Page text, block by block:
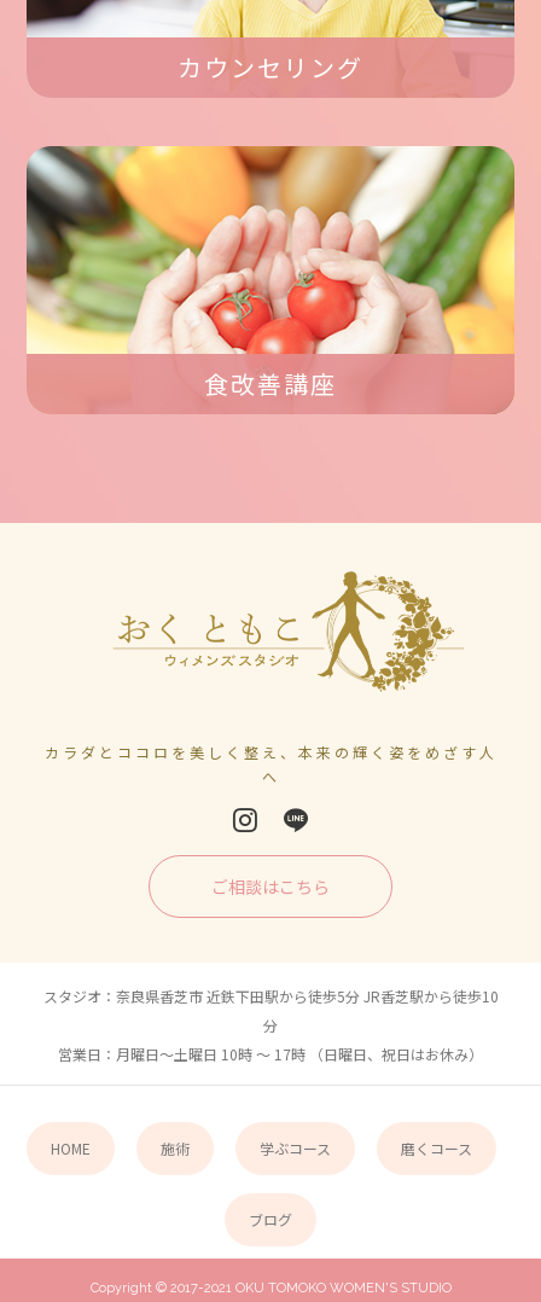
カウンセリング
食改善講座
カラダとココロを美しく整え、本来の輝く姿をめざす人
へ
ご相談はこちら
スタジオ：奈良県香芝市 近鉄下田駅から徒歩5分 JR香芝駅から徒歩10
分
営業日：月曜日〜土曜日 10時 〜 17時 （日曜日、祝日はお休み）
HOME 施術 学ぶコース 磨くコース
ブログ
Copyright © 2017-2021 OKU TOMOKO WOMEN'S STUDIO